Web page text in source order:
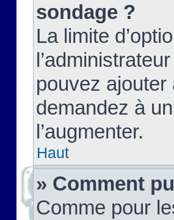
sondage ?
La limite
pouvez
demandez à
l’augmenter.
Haut
» Comment
Comme pour